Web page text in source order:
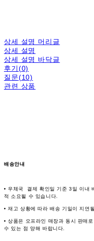
상세 설명 머리글
상세 설명
상세 설명 바닥글
후기(0)
질문(10)
관련 상품
배송안내
• 우체국 결제 확인일 기준 3일 이내
적 소요될 수 있습니다.
• 재고 상황에 따라 배송 기일이 지연
• 상품은 오프라인 매장과 동시 판매
수 있는 점 양해 바랍니다.